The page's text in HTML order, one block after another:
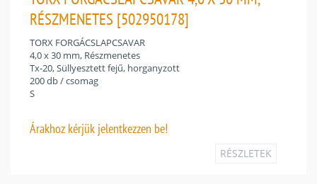
RÉSZMENETES [502950178]
TORX FORGÁCSLAPCSAVAR
4,0 x 30 mm, Részmenetes
Tx-20, Süllyesztett fejű, horganyzott
200 db / csomag
S
Árakhoz kérjük jelentkezzen be!
RÉSZLETEK